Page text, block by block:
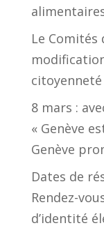
Le Comités
8 mars :
« Genève
Genève
Dates de
Rendez-
d’identité